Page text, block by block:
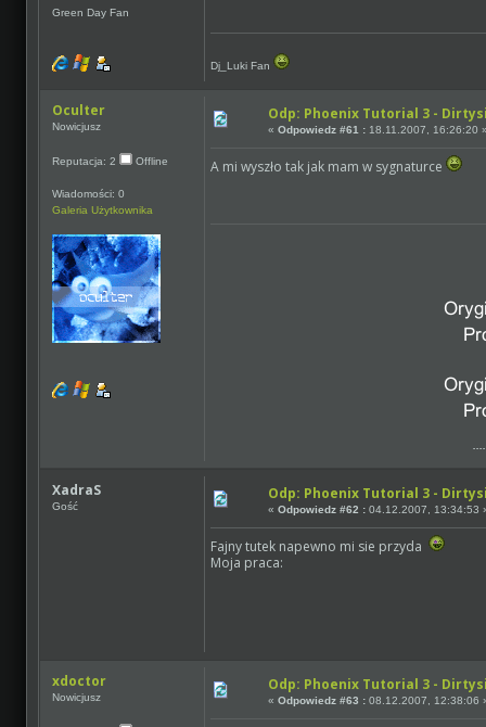
Green Day Fan
Dj_Luki Fan
Oculter
Nowicjusz
Reputacja: 2 Offline
Wiadomości: 0
Galeria Użytkownika
Odp: Phoenix Tutorial 3 -
«Odpowiedz #61 : 18.11.2007, 16:26:20
A mi wyszło tak jak mam w sygnaturce
XadraS
Gość
Odp: Phoenix Tutorial 3 -
«Odpowiedz #62 : 04.12.2007, 13:34:53
Fajny tutek napewno mi sie przyda
Moja praca:
xdoctor
Nowicjusz
Odp: Phoenix Tutorial 3 -
«Odpowiedz #63 : 08.12.2007, 12:38:06